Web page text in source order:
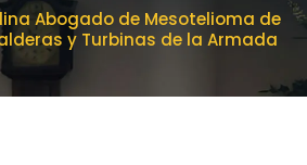
Abogado de Mesotelioma de
y Turbinas de la Armada